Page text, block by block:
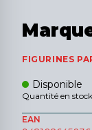
FIGURINES
Disponible
Quantité en
EAN